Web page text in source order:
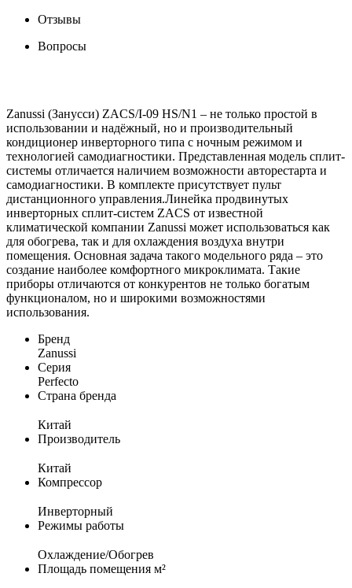
Отзывы
Вопросы
Zanussi (Занусси) ZACS/I-09 HS/N1 – не только простой в
использовании и надёжный, но и производительный
кондиционер инверторного типа с ночным режимом и
технологией самодиагностики. Представленная модель сплит-
системы отличается наличием возможности авторестарта и
самодиагностики. В комплекте присутствует пульт
дистанционного управления.Линейка продвинутых
инверторных сплит-систем ZACS от известной
климатической компании Zanussi может использоваться как
для обогрева, так и для охлаждения воздуха внутри
помещения. Основная задача такого модельного ряда – это
создание наиболее комфортного микроклимата. Такие
приборы отличаются от конкурентов не только богатым
функционалом, но и широкими возможностями
использования.
Бренд
Zanussi
Серия
Perfecto
Страна бренда
Китай
Производитель
Китай
Компрессор
Инверторный
Режимы работы
Охлаждение/Обогрев
Площадь помещения м²